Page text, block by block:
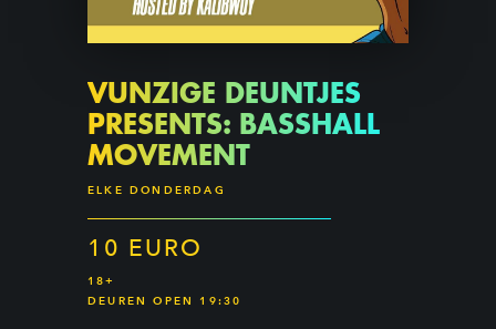
VUNZIGE DEUNTJES
PRESENTS: BASSHALL
MOVEMENT
ELKE DONDERDAG
10 EURO
18+
DEUREN OPEN 19:30